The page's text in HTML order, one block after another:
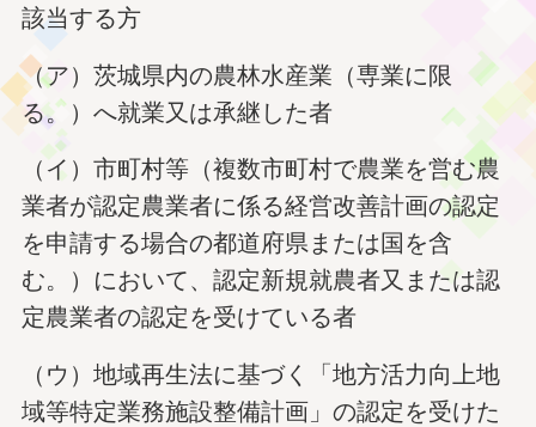
該当する方
（ア）茨城県内の農林水産業（専業に限
る。）へ就業又は承継した者
（イ）市町村等（複数市町村で農業を営む農
業者が認定農業者に係る経営改善計画の認定
を申請する場合の都道府県または国を含
む。）において、認定新規就農者又または認
定農業者の認定を受けている者
（ウ）地域再生法に基づく「地方活力向上地
域等特定業務施設整備計画」の認定を受けた